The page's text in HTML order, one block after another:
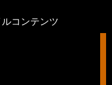
コンテンツ